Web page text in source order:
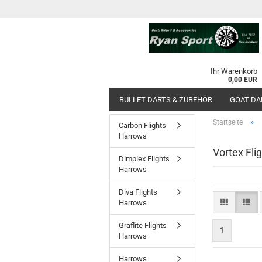
Ihr Warenkorb
0,00 EUR
BULLET DARTS & ZUBEHÖR GOAT
Startseite »
Vortex
1
Carbon Flights
Harrows
Dimplex Flights
Harrows
Diva Flights
Harrows
Graflite Flights
Harrows
Harrows